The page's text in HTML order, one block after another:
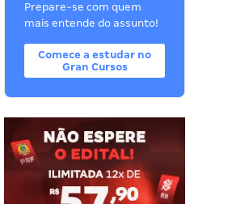
Prepare-se com quem
mais entende do assunto!
Comece a estudar no
Gran Cursos